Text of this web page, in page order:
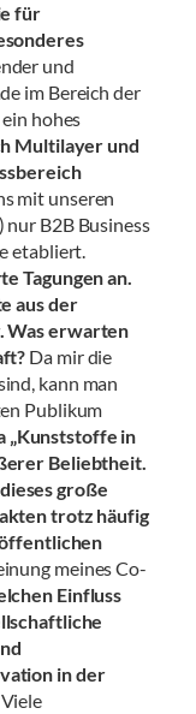
für
und
im Bereich der
hohes
Multilayer und
mit unseren
nur B2B Business
etabliert.
Tagungen an.
aus der
Was erwarten
Da mir die
kann man
Publikum
„Kunststoffe in
Beliebtheit.
große
trotz häufig
meines Co-
Einfluss
in der